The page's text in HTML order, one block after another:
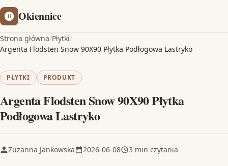
Okiennice
Strona główna/Płytki/
Argenta Flodsten Snow 90X90 Płytka Podłogowa Lastryko
PŁYTKI PRODUKT
Argenta Flodsten Snow 90X90 Płytka
Podłogowa Lastryko
Zuzanna Jankowska 2026-06-08 3 min czytania